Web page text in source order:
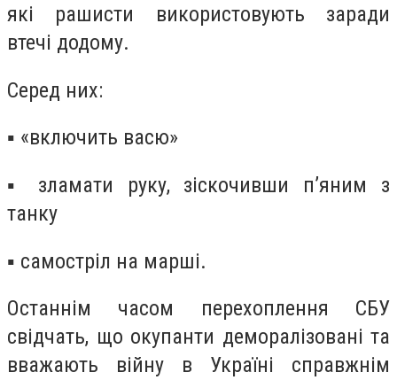
які рашисти використовують заради
втечі додому.
Серед них:
▪️ «включить васю»
▪️ зламати руку, зіскочивши п’яним з
танку
▪️ самостріл на марші.
Останнім часом перехоплення СБУ
свідчать, що окупанти деморалізовані та
вважають війну в Україні справжнім